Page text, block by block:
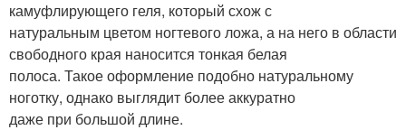
камуфлирующего геля, который схож с
натуральным цветом ногтевого ложа, а на него в области
свободного края наносится тонкая белая
полоса. Такое оформление подобно натуральному
ноготку, однако выглядит более аккуратно
даже при большой длине.